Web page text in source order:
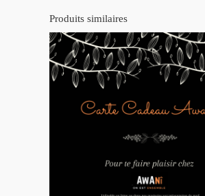
Produits similaires